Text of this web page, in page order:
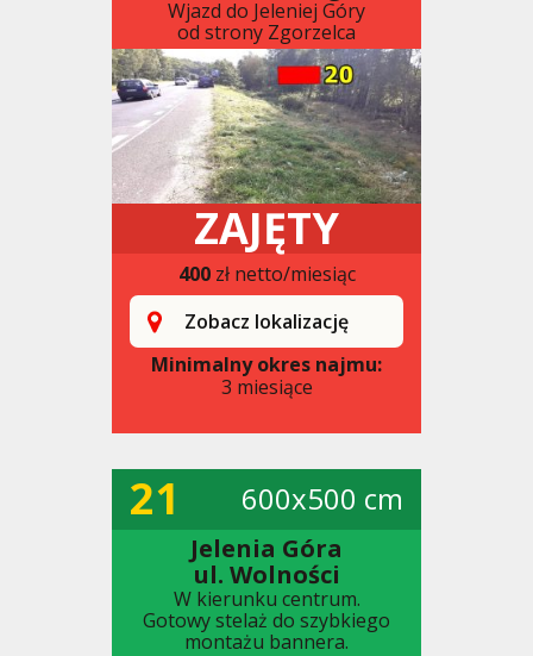
Wjazd do Jeleniej Góry
od strony Zgorzelca
ZAJĘTY
400zł netto/miesiąc
Zobacz lokalizację
Minimalny okres najmu:
3 miesiące
21 600x500 cm
Jelenia Góra
ul. Wolności
W kierunku centrum.
Gotowy stelaż do szybkiego
montażu bannera.